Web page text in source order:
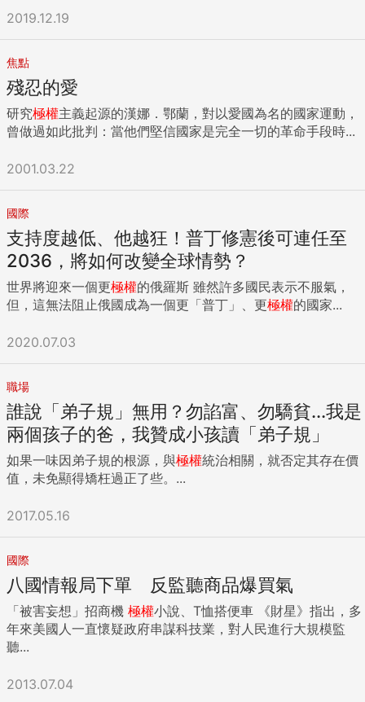
下，經濟政策顯得有些矛盾。 中國對房地產、互聯網等的大力
監管，在COVID-19（2019冠狀病毒疾病）清零政策上的堅
持，都令中小企業大受打擊，產業鏈斷鏈，消費者信心下降，
2022年GDP成長率僅3%。 對比去年最後的總理記者會上，李
克強曾說，「相信在習近平的領導下，中國經濟一定能夠爬坡
過坎，實現今年全年經濟社會發展的主要目標任務」，在現在
看來格外諷刺。 有一種說法是，「李克強是守住後鄧時期的發
民的總理」的一種精神寄託。去年一時之間，「李上習下」甚
囂塵上；最終證明，只是不攻自破的傳言。 曾幾何時，中國民
眾一度認為，這一批與習同屬經歷過文革時代的「領導人」，
會帶給中國無限希望。因為李克強等黨內較開放的黨員，是恢
復高考後的初代大學生，是務實、開明、較為多元的政治菁
英。 李克強擔任總理的10年就這樣過去了，沒有政治改革，中
國走回集權、個人崇拜，走上開倒車的路途；在經濟方面，
「李克強經濟學」難以實踐。 「沒有改革的時代」，或許是他
的時期的註解。 他或許沒辦法如他的前2任總理溫家寶與朱鎔
經濟體制上大刀闊斧進行革新。 但是，他至少講了一句真話，
「中國有6億中低收入及以下的人群」，這句話是在習近平要
完成脫貧攻堅前一年說出，但從現今中國經濟面對的挑戰來
看，都意味深長。 被視為改革派之一的政協主席汪洋也在4日
做最後一次的政協報告。同為團派的兩人，在中共20大都未連
任常委，也不是中央委員會成員。本屆兩會後，團派基本退出
中國政壇視野。 責任編輯：劉怡廷 ...
2019.12.19
焦點
殘忍的愛
研究極權主義起源的漢娜．鄂蘭，對以愛國為名的國家運動，
曾做過如此批判：當他們堅信國家是完全一切的革命手段時...
2001.03.22
國際
支持度越低、他越狂！普丁修憲後可連任至
2036，將如何改變全球情勢？
世界將迎來一個更極權的俄羅斯 雖然許多國民表示不服氣，
但，這無法阻止俄國成為一個更「普丁」、更極權的國家...
2020.07.03
職場
誰說「弟子規」無用？勿諂富、勿驕貧...我是
兩個孩子的爸，我贊成小孩讀「弟子規」
如果一味因弟子規的根源，與極權統治相關，就否定其存在價
值，未免顯得矯枉過正了些。...
2017.05.16
國際
八國情報局下單 反監聽商品爆買氣
「被害妄想」招商機 極權小說、T恤搭便車 《財星》指出，多
年來美國人一直懷疑政府串謀科技業，對人民進行大規模監
聽...
2013.07.04